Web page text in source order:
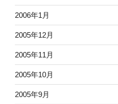
2006年1月
2005年12月
2005年11月
2005年10月
2005年9月